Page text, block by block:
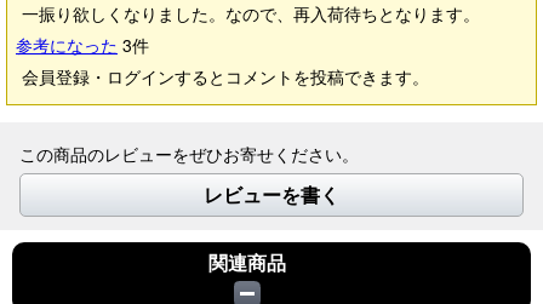
一振り欲しくなりました。なので、再入荷待ちとなります。
参考になった 3件
会員登録・ログインするとコメントを投稿できます。
この商品のレビューをぜひお寄せください。
レビューを書く
関連商品